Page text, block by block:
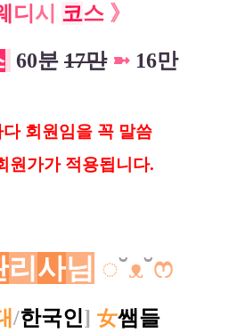
디 시 코스 》
60분 17만 ➼ 16만
회원임을 꼭 말씀
원가가 적용됩니다.
리사님 ◌˘ᴥ˘ෆ
/한국인] 女쌤들